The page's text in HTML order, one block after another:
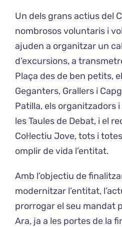
Un dels grans actius del
nombrosos voluntaris i
ajuden a organitzar un
d’excursions, a
Plaça des de ben petits,
Geganters, Grallers i
Patilla, els organitzadors
les Taules de Debat, i el
Col·lectiu Jove, tots i
omplir de vida l’entitat.
Amb l’objectiu de
modernitzar l’entitat,
prorrogar el seu mandat
Ara, ja a les portes de la